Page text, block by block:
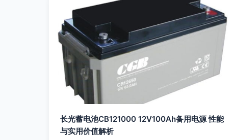
长光蓄电池CB121000 12V100Ah备用电源 性能
与实用价值解析